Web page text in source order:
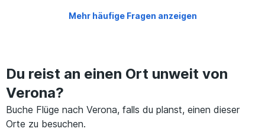
Mehr häufige Fragen anzeigen
Du reist an einen Ort unweit von
Verona?
Buche Flüge nach Verona, falls du planst, einen dieser
Orte zu besuchen.